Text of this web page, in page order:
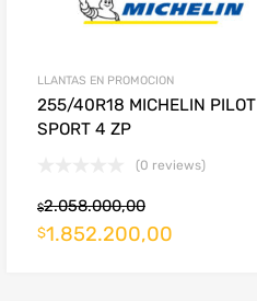
Añadir al carrito
LLANTAS EN PROMOCION
255/40R18 MICHELIN PILOT
SPORT 4 ZP
(0 reviews)
$2.058.000,00
$1.852.200,00